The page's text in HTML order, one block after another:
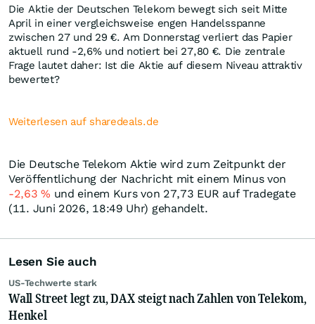
Die Aktie der Deutschen Telekom bewegt sich seit Mitte
April in einer vergleichsweise engen Handelsspanne
zwischen 27 und 29 €. Am Donnerstag verliert das Papier
aktuell rund -2,6% und notiert bei 27,80 €. Die zentrale
Frage lautet daher: Ist die Aktie auf diesem Niveau attraktiv
bewertet?
Weiterlesen auf sharedeals.de
Die Deutsche Telekom Aktie wird zum Zeitpunkt der
Veröffentlichung der Nachricht mit einem Minus von
-2,63% und einem Kurs von 27,73 EUR auf Tradegate
(11. Juni 2026, 18:49 Uhr) gehandelt.
Lesen Sie auch
US-Techwerte stark
Wall Street legt zu, DAX steigt nach Zahlen von Telekom,
Henkel